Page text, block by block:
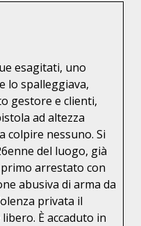
esagitati, uno
lo spalleggiava,
gestore e clienti,
ad altezza
colpire nessuno. Si
del luogo, già
primo arrestato con
abusiva di arma da
privata il
È accaduto in